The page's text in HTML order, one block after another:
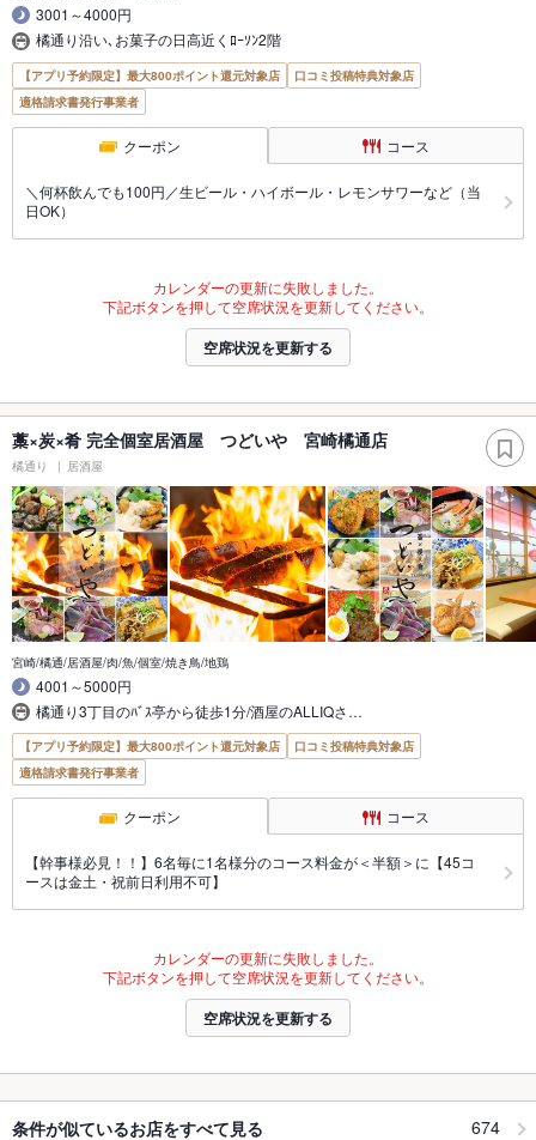
3001～4000円
橘通り沿い､お菓子の日高近くﾛｰｿﾝ2階
【アプリ予約限定】最大800ポイント還元対象店
口コミ投稿特典対象店
適格請求書発行事業者
クーポン コース
＼何杯飲んでも100円／生ビール・ハイボール・レモンサワーなど（当
日OK）
カレンダーの更新に失敗しました。
下記ボタンを押して空席状況を更新してください。
空席状況を更新する
藁×炭×肴 完全個室居酒屋 つどいや 宮崎橘通店
橘通り 居酒屋
宮崎/橘通/居酒屋/肉/魚/個室/焼き鳥/地鶏
4001～5000円
橘通り3丁目のﾊﾞｽ亭から徒歩1分/酒屋のALLIQさ…
【アプリ予約限定】最大800ポイント還元対象店
口コミ投稿特典対象店
適格請求書発行事業者
クーポン コース
【幹事様必見！！】6名毎に1名様分のコース料金が＜半額＞に【45コ
ースは金土・祝前日利用不可】
カレンダーの更新に失敗しました。
下記ボタンを押して空席状況を更新してください。
空席状況を更新する
条件が似ているお店をすべて見る 674